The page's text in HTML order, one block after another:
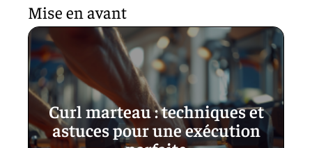
Mise en avant
Curl marteau : techniques et
astuces pour une exécution